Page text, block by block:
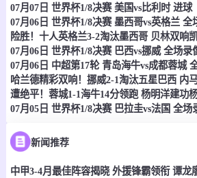
澳首超 07-07 17:30
莫纳洛黑豹 0 - 0
情报
澳昆超 07-07 17:30
黄金海岸骑士
情报
07月07日 世界杯1/8决赛 美国vs比利时 进球
07月06日 世界杯1/8决赛 墨西哥vs英格兰 全
07月06日 世界杯1/8决赛 巴西vs挪威 全场录
07月06日 中超第17轮 青岛海牛vs成都蓉城
07月05日 世界杯1/8决赛 巴拉圭vs法国 全场
新闻推荐